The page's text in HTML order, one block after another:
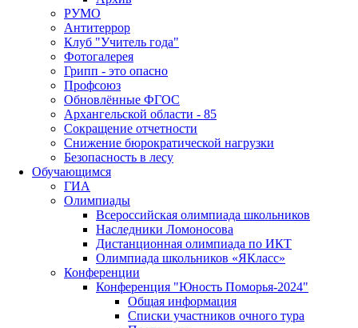
РУМО
Антитеррор
Клуб "Учитель года"
Фотогалерея
Грипп - это опасно
Профсоюз
Обновлённые ФГОС
Архангельской области - 85
Сокращение отчетности
Снижение бюрократической нагрузки
Безопасность в лесу
Обучающимся
ГИА
Олимпиады
Всероссийская олимпиада школьников
Наследники Ломоносова
Дистанционная олимпиада по ИКТ
Олимпиада школьников «ЯКласс»
Конференции
Конференция "Юность Поморья-2024"
Общая информация
Списки участников очного тура